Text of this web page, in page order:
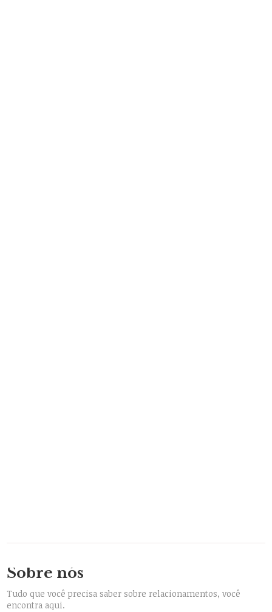
Sobre nós
Tudo que você precisa saber sobre relacionamentos, você
encontra aqui.